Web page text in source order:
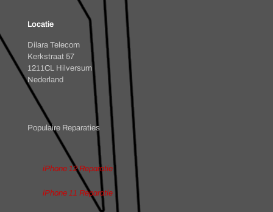
Locatie
Dilara Telecom
Kerkstraat 57
1211CL Hilversum
Nederland
Populaire Reparaties
iPhone 12 Reparatie
iPhone 11 Reparatie